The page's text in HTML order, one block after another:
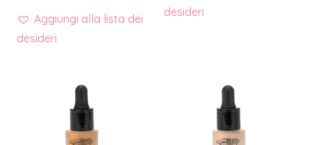
Aggiungi alla lista dei
desideri
desideri